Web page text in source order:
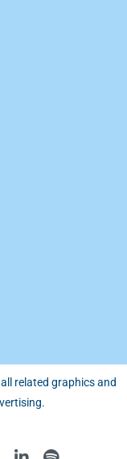
related graphics and
.